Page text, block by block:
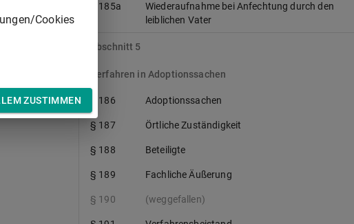
§ 185a
Wiederaufnahme bei Anfechtung durch den
leiblichen Vater
Abschnitt 5
Verfahren in Adoptionssachen
§ 186 Adoptionssachen
§ 187 Örtliche Zuständigkeit
§ 188 Beteiligte
§ 189 Fachliche Äußerung
§ 190 (weggefallen)
Cookies
ZUSTIMMEN